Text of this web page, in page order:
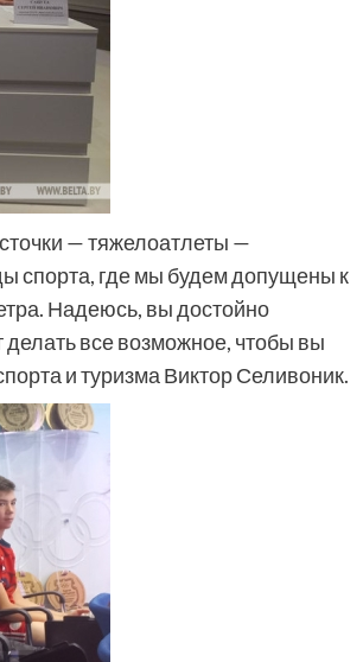
— тяжелоатлеты —
спорта, где мы будем допущены к
Надеюсь, вы достойно
все возможное, чтобы вы
и туризма Виктор Селивоник.